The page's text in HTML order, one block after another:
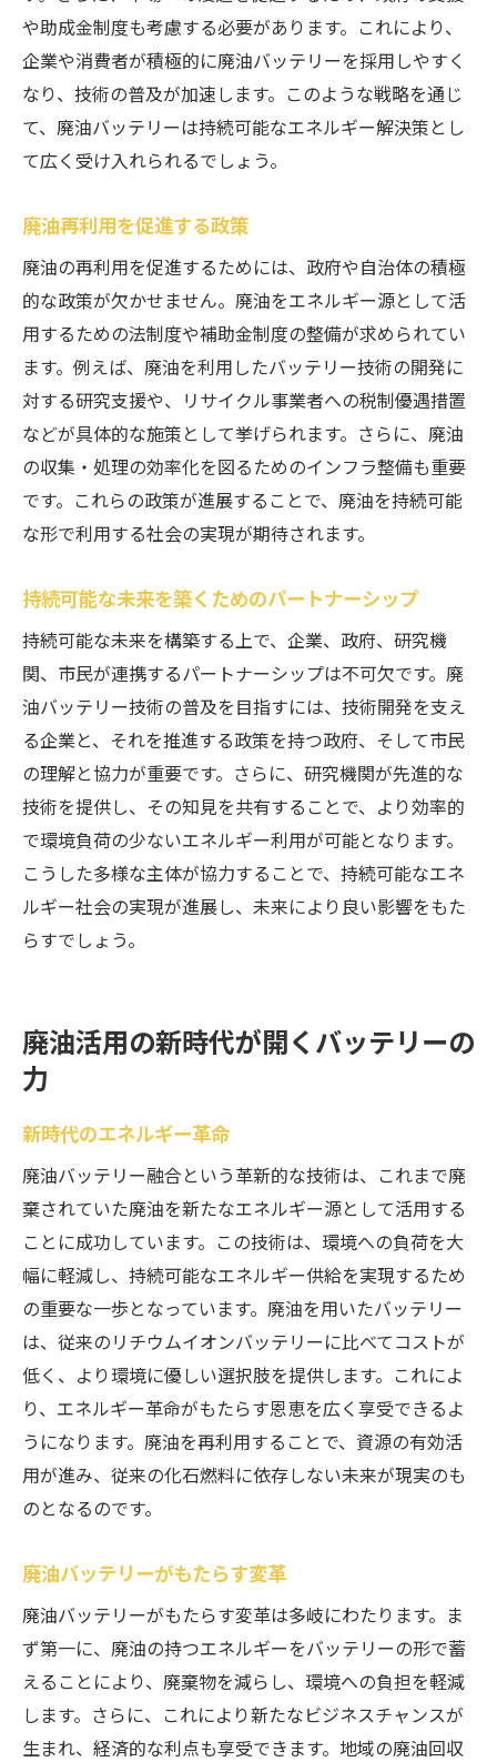
や助成金制度も考慮する必要があります。これにより、
企業や消費者が積極的に廃油バッテリーを採用しやすく
なり、技術の普及が加速します。このような戦略を通じ
て、廃油バッテリーは持続可能なエネルギー解決策とし
て広く受け入れられるでしょう。
廃油再利用を促進する政策
廃油の再利用を促進するためには、政府や自治体の積極
的な政策が欠かせません。廃油をエネルギー源として活
用するための法制度や補助金制度の整備が求められてい
ます。例えば、廃油を利用したバッテリー技術の開発に
対する研究支援や、リサイクル事業者への税制優遇措置
などが具体的な施策として挙げられます。さらに、廃油
の収集・処理の効率化を図るためのインフラ整備も重要
です。これらの政策が進展することで、廃油を持続可能
な形で利用する社会の実現が期待されます。
持続可能な未来を築くためのパートナーシップ
持続可能な未来を構築する上で、企業、政府、研究機
関、市民が連携するパートナーシップは不可欠です。廃
油バッテリー技術の普及を目指すには、技術開発を支え
る企業と、それを推進する政策を持つ政府、そして市民
の理解と協力が重要です。さらに、研究機関が先進的な
技術を提供し、その知見を共有することで、より効率的
で環境負荷の少ないエネルギー利用が可能となります。
こうした多様な主体が協力することで、持続可能なエネ
ルギー社会の実現が進展し、未来により良い影響をもた
らすでしょう。
廃油活用の新時代が開くバッテリーの
力
新時代のエネルギー革命
廃油バッテリー融合という革新的な技術は、これまで廃
棄されていた廃油を新たなエネルギー源として活用する
ことに成功しています。この技術は、環境への負荷を大
幅に軽減し、持続可能なエネルギー供給を実現するため
の重要な一歩となっています。廃油を用いたバッテリー
は、従来のリチウムイオンバッテリーに比べてコストが
低く、より環境に優しい選択肢を提供します。これによ
り、エネルギー革命がもたらす恩恵を広く享受できるよ
うになります。廃油を再利用することで、資源の有効活
用が進み、従来の化石燃料に依存しない未来が現実のも
のとなるのです。
廃油バッテリーがもたらす変革
廃油バッテリーがもたらす変革は多岐にわたります。ま
ず第一に、廃油の持つエネルギーをバッテリーの形で蓄
えることにより、廃棄物を減らし、環境への負担を軽減
します。さらに、これにより新たなビジネスチャンスが
生まれ、経済的な利点も享受できます。地域の廃油回収